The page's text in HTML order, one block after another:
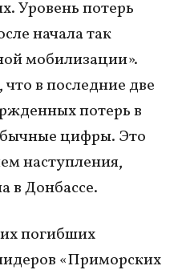
Уровень потерь
начала так
мобилизации».
в последние две
потерь в
цифры. Это
наступления,
в Донбассе.
погибших
«Приморских